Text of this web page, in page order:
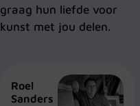
graag hun liefde voor
kunst met jou delen.
Roel
Sanders